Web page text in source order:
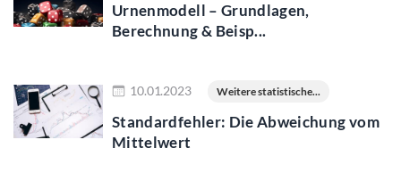
Urnenmodell – Grundlagen,
Berechnung & Beisp...
10.01.2023 Weitere statistische...
Standardfehler: Die Abweichung vom
Mittelwert